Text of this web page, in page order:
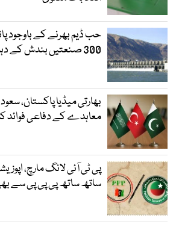
حب ڈیم بھرنے کے باوجود
300 صنعتیں بندش کے دہانے پر پہنچ گئیں
بھارتی میڈیا پاکستان،
معاہدے کے دفاعی فوائد
پی ٹی آئی لانگ مارچ،
ساتھ ساتھ پی پی پی سے